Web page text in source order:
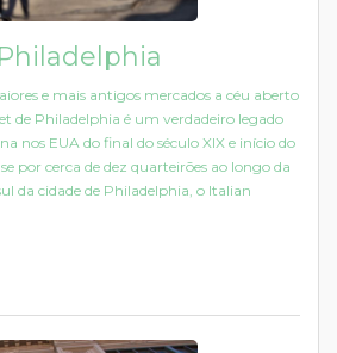
e mais antigos mercados a céu aberto
de Philadelphia é um verdadeiro legado
nos EUA do final do século XIX e início do
por cerca de dez quarteirões ao longo da
da cidade de Philadelphia, o Italian